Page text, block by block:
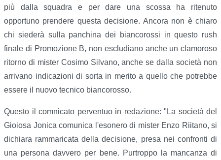
più dalla squadra e per dare una scossa ha ritenuto
opportuno prendere questa decisione. Ancora non è chiaro
chi siederà sulla panchina dei biancorossi in questo rush
finale di Promozione B, non escludiano anche un clamoroso
ritorno di mister Cosimo Silvano, anche se dalla società non
arrivano indicazioni di sorta in merito a quello che potrebbe
essere il nuovo tecnico biancorosso.
Questo il comnicato perventuo in redazione: "La società del
Gioiosa Jonica comunica l'esonero di mister Enzo Riitano, si
dichiara rammaricata della decisione, presa nei confronti di
una persona davvero per bene. Purtroppo la mancanza di